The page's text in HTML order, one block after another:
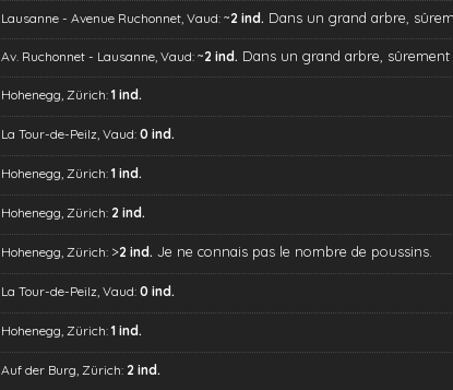
Lausanne - Avenue Ruchonnet, Vaud: ~2 ind. Dans un grand arbre,
Av. Ruchonnet - Lausanne, Vaud: ~2 ind. Dans un grand arbre,
Hohenegg, Zürich: 1 ind.
La Tour-de-Peilz, Vaud: 0 ind.
Hohenegg, Zürich: 1 ind.
Hohenegg, Zürich: 2 ind.
Hohenegg, Zürich: >2 ind. Je ne connais pas le nombre de poussins.
La Tour-de-Peilz, Vaud: 0 ind.
Hohenegg, Zürich: 1 ind.
Auf der Burg, Zürich: 2 ind.